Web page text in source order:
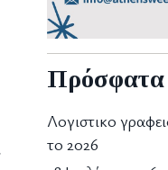
Πρόσφατα
Λογιστικο
το 2026